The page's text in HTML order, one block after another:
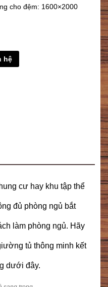
cho đệm: 1600×2000
hệ
cư hay khu tập thể
đủ phòng ngủ bắt
làm phòng ngủ. Hãy
tủ thông minh kết
dưới đây.